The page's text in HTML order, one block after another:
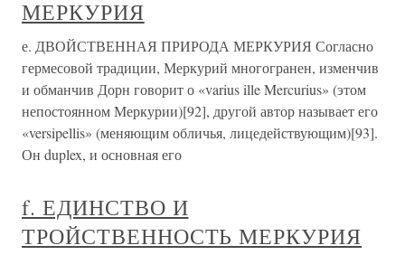
МЕРКУРИЯ
е. ДВОЙСТВЕННАЯ ПРИРОДА МЕРКУРИЯ Согласно
гермесовой традиции, Меркурий многогранен, изменчив
и обманчив Дорн говорит о «varius ille Mercurius» (этом
непостоянном Меркурии)[92], другой автор называет его
«versipellis» (меняющим обличья, лицедействующим)[93].
Он duplex, и основная его
f. ЕДИНСТВО И
ТРОЙСТВЕННОСТЬ МЕРКУРИЯ